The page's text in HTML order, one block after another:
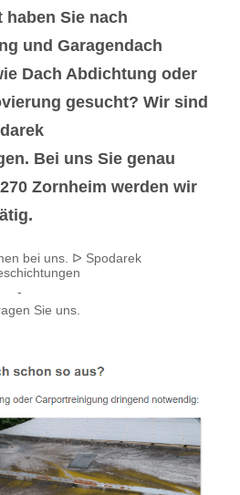
haben Sie nach
und Garagendach
Dach Abdichtung oder
gesucht? Wir sind
Bei uns Sie genau
Zornheim werden wir
bei uns. ᐅ Spodarek
-
Sie uns.